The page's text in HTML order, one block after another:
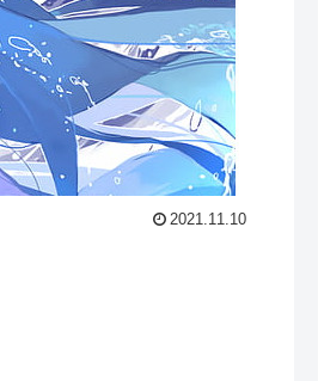
2021.11.10